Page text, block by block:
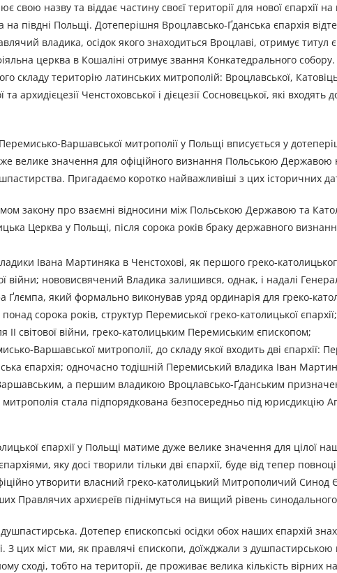
назву та віддає частину своєї території для нової єпархії на
півдні Польщі. Дотеперішня Вроцлавсько-Ґданська єпархія
владика, осідок якого знаходиться Вроцлаві, отримує титул
церква в Кошаліні отримує звання Конкатедрального собору.
складу територію латинських митрополій: Вроцлавської,
архидієцезії Ченстоховської і дієцезії Сосновєцької, які входять
Варшавської митрополії у Польщі вписується у
велике значення для офіційного визнання Польською
Пригадаємо коротко найважливіші з цих історичних
закону про взаємні відносини між Польською Державою та
Церква у Польщі, після сорока років браку державного
Івана Мартиняка в Ченстохові, як першого греко-
війни; нововисвячений Владика залишився, однак, і надалі
який формально виконував уряд ординарія для греко-
сорока років, структур Перемиської греко-католицької
світової війни, греко-католицьким Перемиським єпископом;
Варшавської митрополії, до складу якої входить дві єпархії:
єпархія; одночасно тодішній Перемиський владика Іван
а першим владикою Вроцлавсько-Ґданським
стала підпорядкована безпосередньо під юрисдикцію
єпархії у Польщі матиме дуже велике значення для цілої
яку досі творили тільки дві єпархії, буде від тепер
утворити власний греко-католицький Митрополичий Синод
Правлячих архиєреїв піднімуться на вищий рівень
Дотепер єпископські осідки обох наших єпархій
З цих міст ми, як правлячі єпископи, доїжджали з душпастирською
сході, тобто на території, де проживає велика кількість вірних